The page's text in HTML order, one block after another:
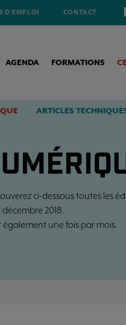
D'EMPLOI CONTACT
AGENDA FORMATIONS
ARTICLES
ci-dessous toutes les
2018.
une fois par mois.